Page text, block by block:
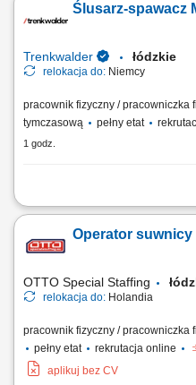
pracy zespołu. Nadzór nad
wykorzystywanymi w produkcji.
Ślusarz-spawacz
Trenkwalder łódzkie
relokacja do: Niemcy
pracownik fizyczny / pracowniczka
tymczasową
pełny etat
1 godz.
Twoje zadania spawanie metodą
wcześniej zespawanych
elementów, prowadzenie
Operator suwnicy
OTTO Special Staffing
relokacja do: Holandia
pracownik fizyczny / pracowniczka
pełny etat
rekrutacja online
aplikuj bez CV